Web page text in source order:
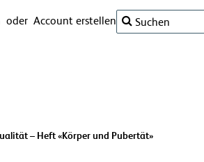
oder Account erstellen
– Heft «Körper und Pubertät»